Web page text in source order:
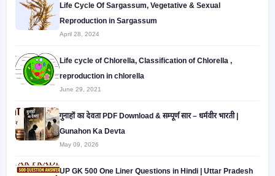
Life Cycle Of Sargassum, Vegetative & Sexual
Reproduction in Sargassum
April 28, 2024
Life cycle of Chlorella, Classification of Chlorella ,
reproduction in chlorella
June 29, 2021
गुनाहों का देवता PDF Download & सम्पूर्ण सार – धर्मवीर भारती |
Gunahon Ka Devta
May 09, 2026
UP GK 500 One Liner Questions in Hindi | Uttar Pradesh